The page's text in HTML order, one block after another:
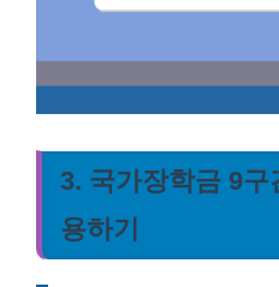
3. 국가장학금 9
용하기